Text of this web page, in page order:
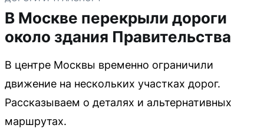
В Москве перекрыли дороги
около здания Правительства
В центре Москвы временно ограничили
движение на нескольких участках дорог.
Рассказываем о деталях и альтернативных
маршрутах.